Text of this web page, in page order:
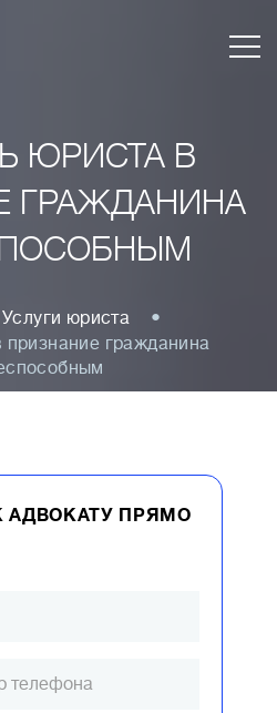
ЮРИСТА В
ГРАЖДАНИНА
Услуги юриста
гражданина
АДВОКАТУ ПРЯМО